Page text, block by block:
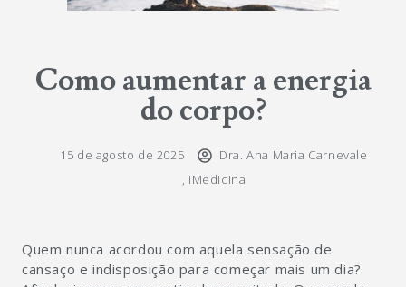
Como aumentar a energia
do corpo?
15 de agosto de 2025
Dra. Ana Maria Carnevale
, iMedicina
Quem nunca acordou com aquela sensação de
cansaço e indisposição para começar mais um dia?